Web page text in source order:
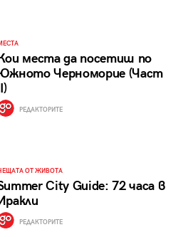
места да посетиш по
Черноморие (Част
РЕДАКТОРИТЕ
ОТ ЖИВОТА
City Guide: 72 часа в
РЕДАКТОРИТЕ